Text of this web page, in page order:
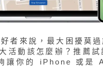
者來說，最大困擾莫過
活動該怎麼辦？推薦
讓你的 iPhone 或是